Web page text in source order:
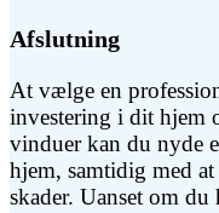
Afslutning
At vælge en
investering i dit hjem
vinduer kan du nyde
hjem, samtidig med
skader. Uanset om